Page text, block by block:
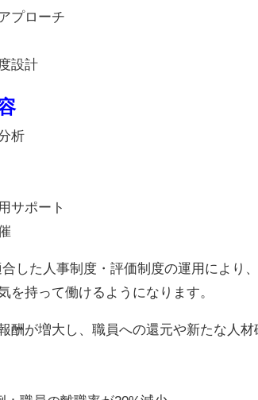
プローチ
設計
析
サポート
した人事制度・評価制度の運用により
を持って働けるようになります。
酬が増大し、職員への還元や新たな人